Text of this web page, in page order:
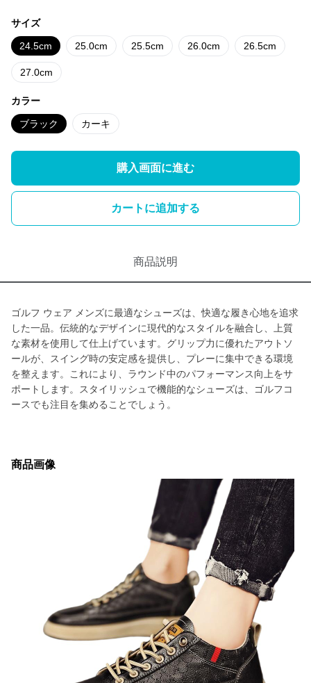
サイズ
24.5cm 25.0cm 25.5cm 26.0cm 26.5cm
27.0cm
カラー
ブラック カーキ
購入画面に進む
カートに追加する
商品説明
ゴルフ ウェア メンズに最適なシューズは、快適な履き心地を追求
した一品。伝統的なデザインに現代的なスタイルを融合し、上質
な素材を使用して仕上げています。グリップ力に優れたアウトソ
ールが、スイング時の安定感を提供し、プレーに集中できる環境
を整えます。これにより、ラウンド中のパフォーマンス向上をサ
ポートします。スタイリッシュで機能的なシューズは、ゴルフコ
ースでも注目を集めることでしょう。
商品画像